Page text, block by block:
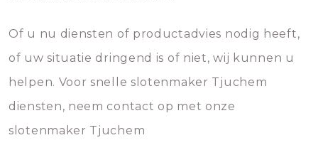
Of u nu diensten of productadvies nodig heeft,
of uw situatie dringend is of niet, wij kunnen u
helpen. Voor snelle slotenmaker Tjuchem
diensten, neem contact op met onze
slotenmaker Tjuchem